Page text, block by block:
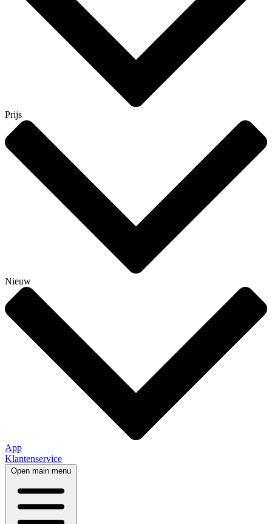
Prijs
Nieuw
App
Klantenservice
Open main menu